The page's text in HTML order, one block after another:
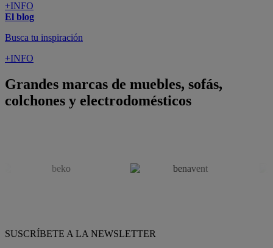
+INFO
El blog
Busca tu inspiración
+INFO
Grandes marcas de muebles, sofás,
colchones y electrodomésticos
SUSCRÍBETE A LA NEWSLETTER